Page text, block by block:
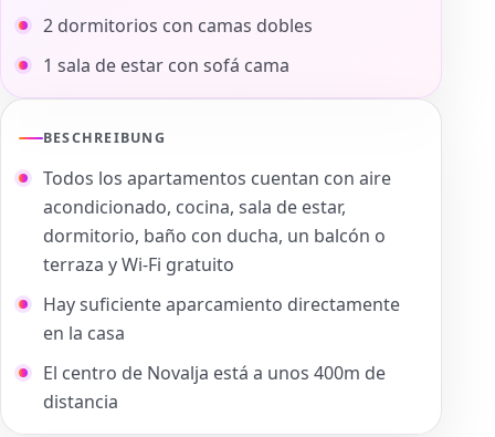
2 dormitorios con camas dobles
1 sala de estar con sofá cama
BESCHREIBUNG
Todos los apartamentos cuentan con aire
acondicionado, cocina, sala de estar,
dormitorio, baño con ducha, un balcón o
terraza y Wi-Fi gratuito
Hay suficiente aparcamiento directamente
en la casa
El centro de Novalja está a unos 400m de
distancia